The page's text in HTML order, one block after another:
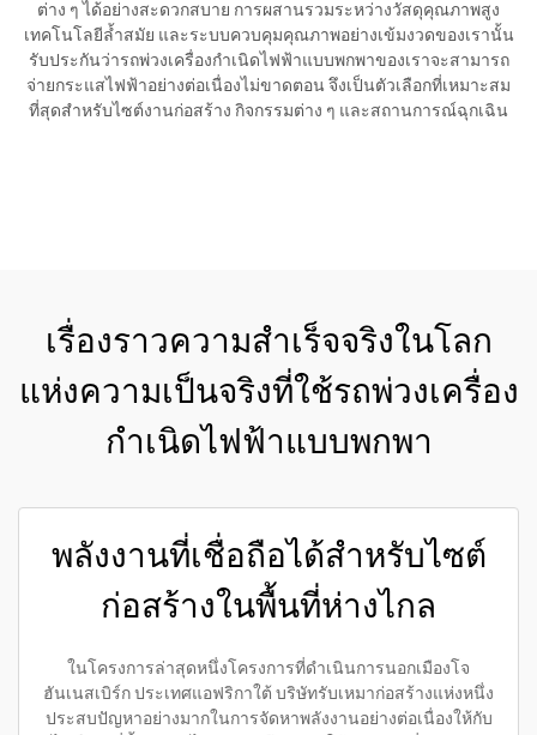
ต่าง ๆ ได้อย่างสะดวกสบาย การผสานรวมระหว่างวัสดุคุณภาพสูง
เทคโนโลยีล้ำสมัย และระบบควบคุมคุณภาพอย่างเข้มงวดของเรานั้น
รับประกันว่ารถพ่วงเครื่องกำเนิดไฟฟ้าแบบพกพาของเราจะสามารถ
จ่ายกระแสไฟฟ้าอย่างต่อเนื่องไม่ขาดตอน จึงเป็นตัวเลือกที่เหมาะสม
ที่สุดสำหรับไซต์งานก่อสร้าง กิจกรรมต่าง ๆ และสถานการณ์ฉุกเฉิน
เรื่องราวความสำเร็จจริงในโลก
แห่งความเป็นจริงที่ใช้รถพ่วงเครื่อง
กำเนิดไฟฟ้าแบบพกพา
พลังงานที่เชื่อถือได้สำหรับไซต์
ก่อสร้างในพื้นที่ห่างไกล
ในโครงการล่าสุดหนึ่งโครงการที่ดำเนินการนอกเมืองโจ
ฮันเนสเบิร์ก ประเทศแอฟริกาใต้ บริษัทรับเหมาก่อสร้างแห่งหนึ่ง
ประสบปัญหาอย่างมากในการจัดหาพลังงานอย่างต่อเนื่องให้กับ